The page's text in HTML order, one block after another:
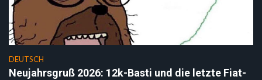
DEUTSCH
Neujahrsgruß 2026: 12k-Basti und die letzte Fiat-